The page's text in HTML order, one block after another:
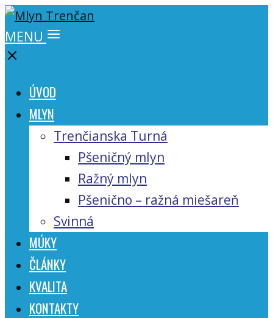
MENU
ÚVOD
MLYN
Trenčianska Turná
Pšeničný mlyn
Ražný mlyn
Pšenično – ražná miešareň
Svinná
MÚKY
ČLÁNKY
KVALITA
KONTAKTY